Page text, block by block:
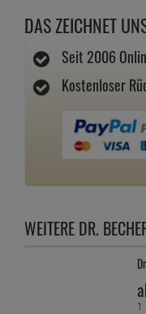
DAS ZEICHNET
Seit 2006
Kostenloser
WEITERE DR.
1